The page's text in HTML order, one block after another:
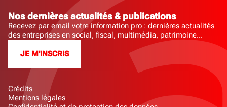
Crédits
Mentions légales
Nos dernières actualités & publications
Recevez par email votre information pro : dernières actualités
des entreprises en social, fiscal, multimédia, patrimoine...
JE M'INSCRIS